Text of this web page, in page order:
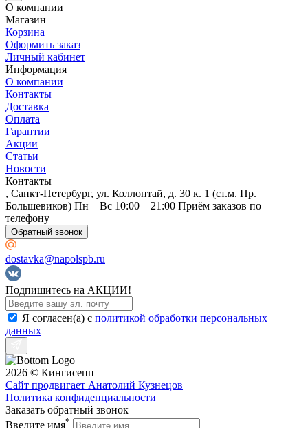
О компании
Магазин
Корзина
Оформить заказ
Личный кабинет
Информация
О компании
Контакты
Доставка
Оплата
Гарантии
Акции
Статьи
Новости
Контакты
, Санкт-Петербург, ул. Коллонтай, д. 30 к. 1 (ст.м. Пр.
Большевиков) Пн—Вс 10:00—21:00 Приём заказов по
телефону
Обратный звонок
dostavka@napolspb.ru
Подпишитесь на АКЦИИ!
Я согласен(a) с политикой обработки персональных
данных
2026 © Кингисепп
Сайт продвигает Анатолий Кузнецов
Политика конфиденциальности
Заказать обратный звонок
Введите имя*